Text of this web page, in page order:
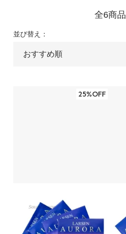
全6商品
並び替え：
25%OFF